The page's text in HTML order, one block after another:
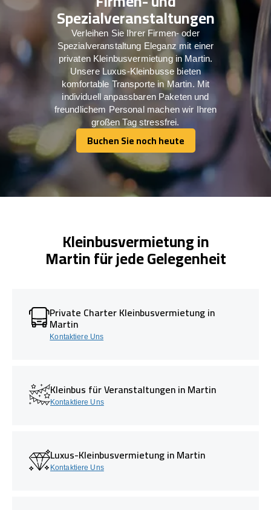
Spezialveranstaltungen
Verleihen Sie Ihrer Firmen- oder
Spezialveranstaltung Eleganz mit einer
privaten Kleinbusvermietung in Martin.
Unsere Luxus-Kleinbusse bieten
komfortable Transporte in Martin. Mit
individuell anpassbaren Paketen und
freundlichem Personal machen wir Ihren
großen Tag stressfrei.
Buchen Sie noch heute
Buchen Sie noch heute
Kleinbusvermietung in
Martin für jede Gelegenheit
Private Charter Kleinbusvermietung in
Martin
Kontaktiere Uns
Kleinbus für Veranstaltungen in Martin
Kontaktiere Uns
Luxus-Kleinbusvermietung in Martin
Kontaktiere Uns